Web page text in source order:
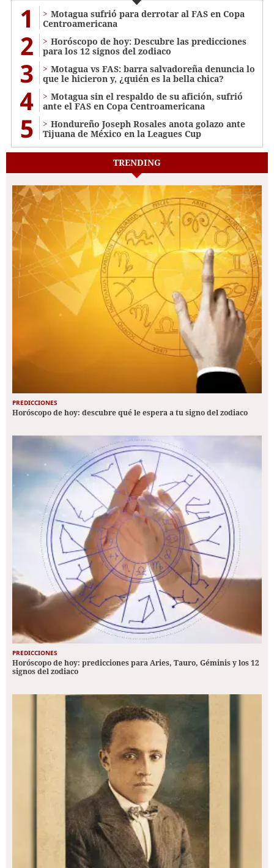
1
Motagua sufrió para derrotar al FAS en Copa
Centroamericana
2
Horóscopo de hoy: Descubre las predicciones
para los 12 signos del zodiaco
3
Motagua vs FAS: barra salvadoreña denuncia lo
que le hicieron y, ¿quién es la bella chica?
4
Motagua sin el respaldo de su afición, sufrió
ante el FAS en Copa Centroamericana
5
Hondureño Joseph Rosales anota golazo ante
Tijuana de México en la Leagues Cup
TRENDING
PREDICCIONES
Horóscopo de hoy: descubre qué le espera a tu signo del zodiaco
PREDICCIONES
Horóscopo de hoy: predicciones para Aries, Tauro, Géminis y los 12
signos del zodiaco